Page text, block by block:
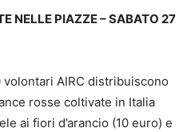
NELLE PIAZZE – SABATO 27
AIRC distribuiscono
rosse coltivate in Italia
ai fiori d’arancio (10 euro) e